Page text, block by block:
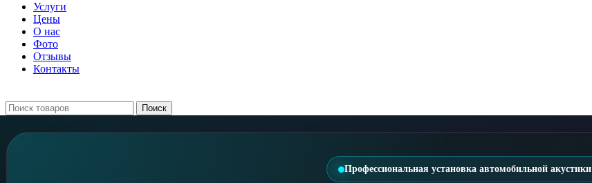
Услуги
Цены
О нас
Фото
Отзывы
Контакты
Поиск
Профессиональная установка автомобильной акустики